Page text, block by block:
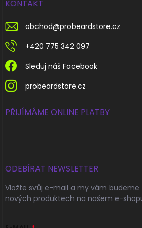
KONTAKT
obchod@probeardstore.cz
+420 775 342 097
Sleduj náš Facebook
probeardstore.cz
PŘIJÍMÁME ONLINE PLATBY
ODEBÍRAT NEWSLETTER
Vložte svůj e-mail a my vám
nových produktech na našem e-